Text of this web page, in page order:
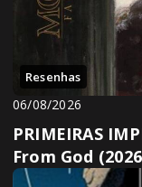
Resenhas
06/08/2026
PRIMEIRAS
From God